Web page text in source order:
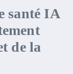
santé IA
de la